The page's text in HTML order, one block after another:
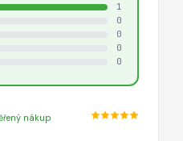
1
0
0
0
0
nákup